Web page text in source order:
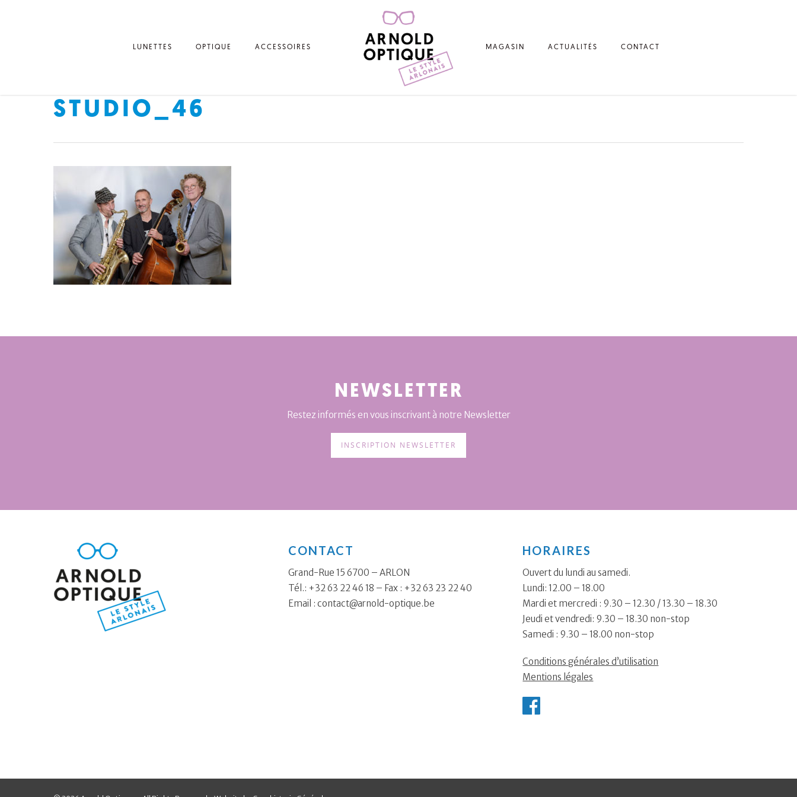
LUNETTES OPTIQUE ACCESSOIRES MAGASIN ACTUALITÉS CONTACT
STUDIO_46
NEWSLETTER
Restez informés en vous inscrivant à notre Newsletter
INSCRIPTION NEWSLETTER
CONTACT
Grand-Rue 15 6700 – ARLON
Tél.: +32 63 22 46 18 – Fax : +32 63 23 22 40
Email : contact@arnold-optique.be
HORAIRES
Ouvert du lundi au samedi.
Lundi: 12.00 – 18.00
Mardi et mercredi : 9.30 – 12.30 / 13.30 – 18.30
Jeudi et vendredi: 9.30 – 18.30 non-stop
Samedi : 9.30 – 18.00 non-stop
Conditions générales d’utilisation
Mentions légales